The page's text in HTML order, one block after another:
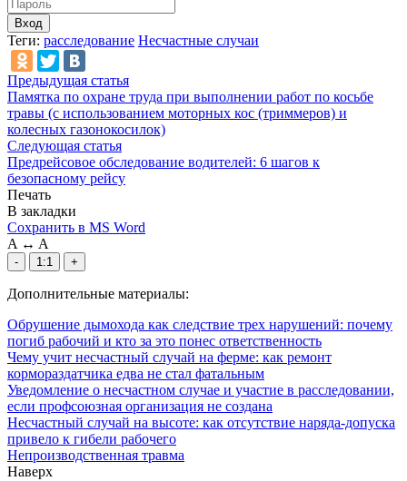
Вход
Теги: расследование Несчастные случаи
Предыдущая статья
Памятка по охране труда при выполнении работ по косьбе
травы (с использованием моторных кос (триммеров) и
колесных газонокосилок)
Следующая статья
Предрейсовое обследование водителей: 6 шагов к
безопасному рейсу
Печать
В закладки
Сохранить в MS Word
A ↔ A
- 1:1 +
Дополнительные материалы:
Обрушение дымохода как следствие трех нарушений: почему
погиб рабочий и кто за это понес ответственность
Чему учит несчастный случай на ферме: как ремонт
кормораздатчика едва не стал фатальным
Уведомление о несчастном случае и участие в расследовании,
если профсоюзная организация не создана
Несчастный случай на высоте: как отсутствие наряда-допуска
привело к гибели рабочего
Непроизводственная травма
Наверх